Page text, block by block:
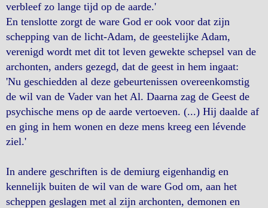
verbleef zo lange tijd op de aarde.'
En tenslotte zorgt de ware God er ook voor dat zijn
schepping van de licht-Adam, de geestelijke Adam,
verenigd wordt met dit tot leven gewekte schepsel van de
archonten, anders gezegd, dat de geest in hem ingaat:
'Nu geschiedden al deze gebeurtenissen overeenkomstig
de wil van de Vader van het Al. Daarna zag de Geest de
psychische mens op de aarde vertoeven. (...) Hij daalde af
en ging in hem wonen en deze mens kreeg een lévende
ziel.'
In andere geschriften is de demiurg eigenhandig en
kennelijk buiten de wil van de ware God om, aan het
scheppen geslagen met al zijn archonten, demonen en